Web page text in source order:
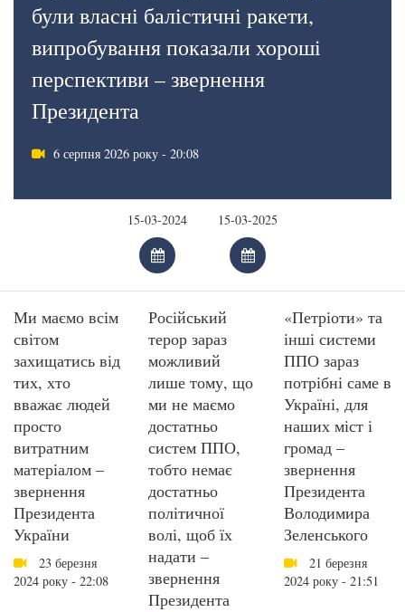
були власні балістичні ракети,
випробування показали хороші
перспективи – звернення
Президента
6 серпня 2026 року - 20:08
Ми маємо всім
світом
захищатись від
тих, хто
вважає людей
просто
витратним
матеріалом –
звернення
Президента
України
23 березня
2024 року - 22:08
Російський
терор зараз
можливий
лише тому, що
ми не маємо
достатньо
систем ППО,
тобто немає
достатньо
політичної
волі, щоб їх
надати –
звернення
Президента
«Петріоти» та
інші системи
ППО зараз
потрібні саме в
Україні, для
наших міст і
громад –
звернення
Президента
Володимира
Зеленського
21 березня
2024 року - 21:51